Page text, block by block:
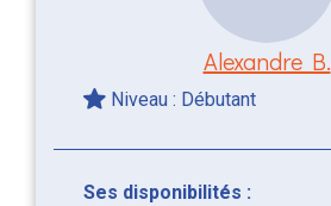
Alexandre B.
Niveau : Débutant
Ses disponibilités :